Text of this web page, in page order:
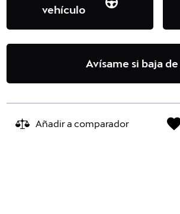
vehículo
Avísame si baja
Añadir a comparador